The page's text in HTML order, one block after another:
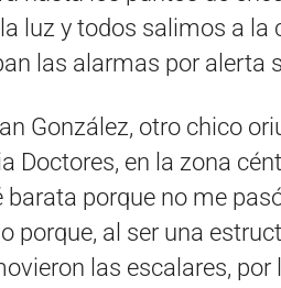
luz y todos salimos a la
las alarmas por alerta
González, otro chico
Doctores, en la zona
barata porque no me
porque, al ser una
las escalares,